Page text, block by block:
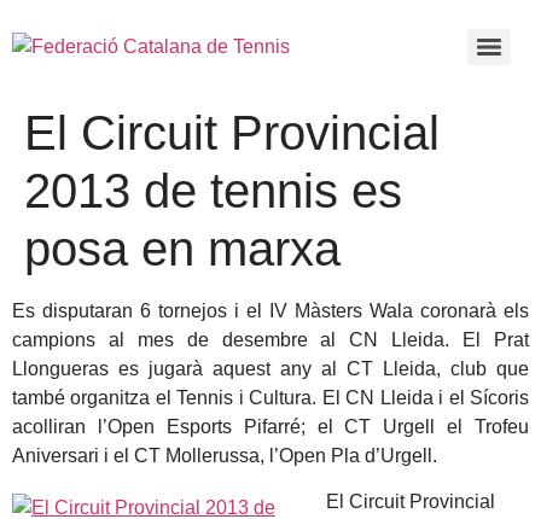
El Circuit Provincial
2013 de tennis es
posa en marxa
Es disputaran 6 tornejos i el IV Màsters Wala coronarà els
campions al mes de desembre al CN Lleida. El Prat
Llongueras es jugarà aquest any al CT Lleida, club que
també organitza el Tennis i Cultura. El CN Lleida i el Sícoris
acolliran l’Open Esports Pifarré; el CT Urgell el Trofeu
Aniversari i el CT Mollerussa, l’Open Pla d’Urgell.
El Circuit Provincial